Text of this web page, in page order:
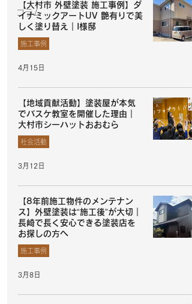
コラム
【大村市 外壁塗装 施工事例】ダ
イナミックアートUV 艶有りで美
しく塗り替え｜I様邸
施工事例
4月15日
【地域貢献活動】塗装屋が本気
でバスケ教室を開催した理由｜
大村市シーハットおおむら
社会活動
3月12日
【8年前施工物件のメンテナン
ス】外壁塗装は“施工後”が大切｜
長崎で長く安心できる塗装店を
お探しの方へ
施工事例
3月8日